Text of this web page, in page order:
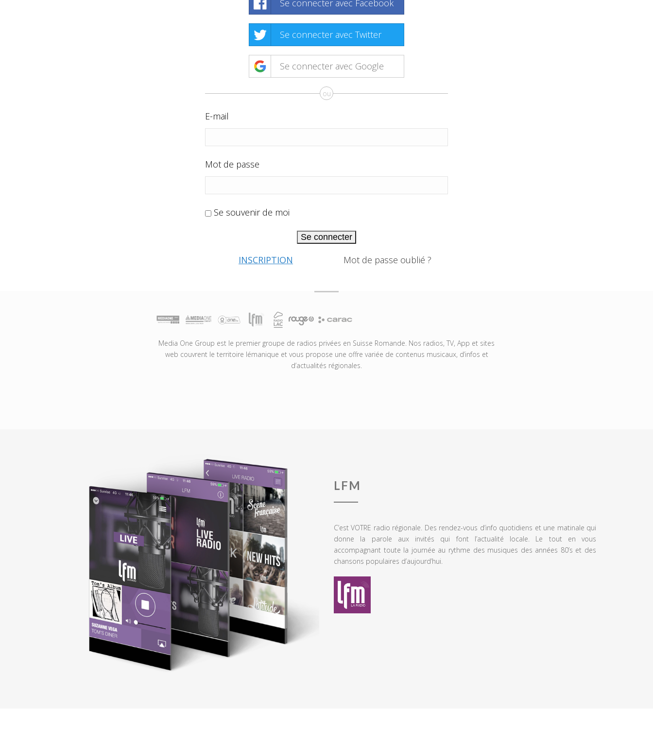
Se connecter avec Facebook
Se connecter avec Twitter
Se connecter avec Google
ou
E-mail
Mot de passe
Se souvenir de moi
Se connecter
INSCRIPTION Mot de passe oublié ?
Media One Group est le premier groupe de radios privées en Suisse Romande. Nos radios, TV, App et sites
web couvrent le territoire lémanique et vous propose une offre variée de contenus musicaux, d’infos et
d’actualités régionales.
LFM
C’est VOTRE radio régionale. Des rendez-vous d’info quotidiens et une matinale qui
donne la parole aux invités qui font l’actualité locale. Le tout en vous
accompagnant toute la journée au rythme des musiques des années 80’s et des
chansons populaires d’aujourd’hui.